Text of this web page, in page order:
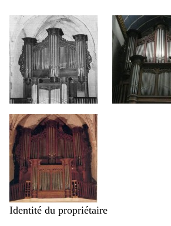
Identité du propriétaire